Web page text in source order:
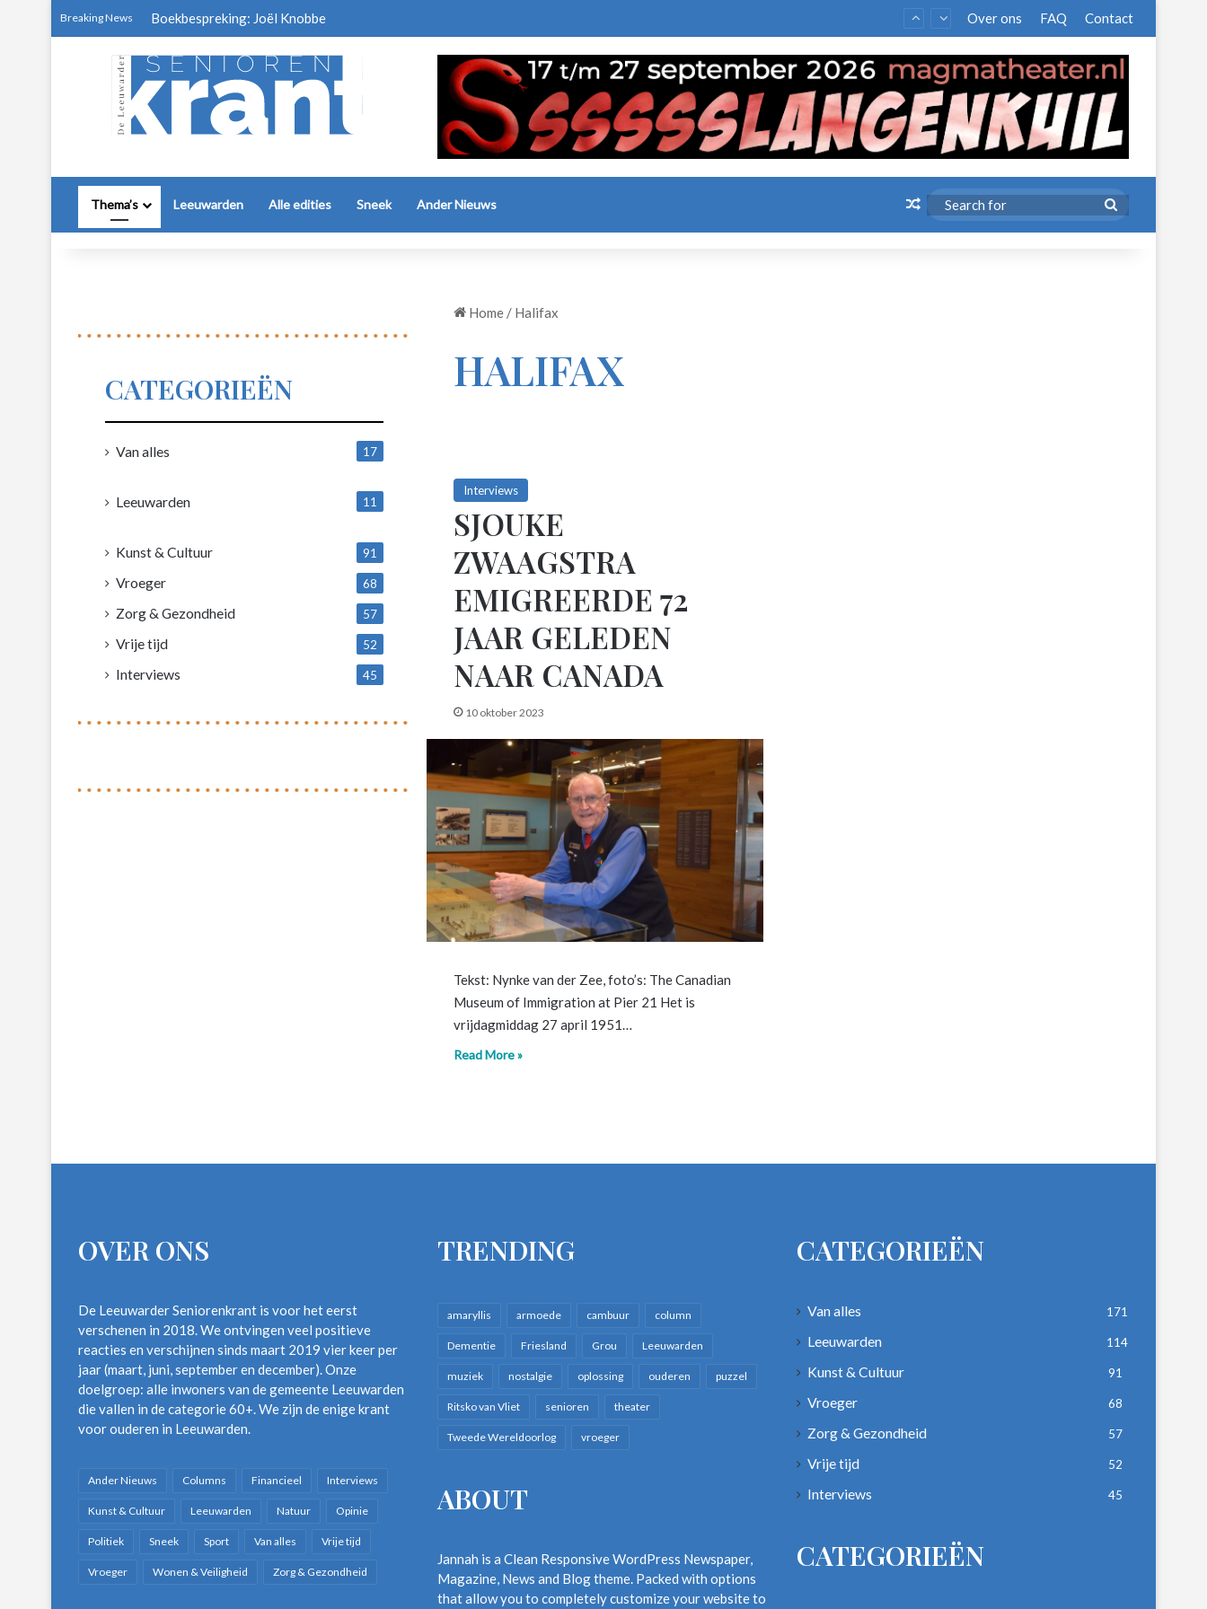
Breaking News Boekbespreking: Joël Knobbe Over ons FAQ Contact
Thema’s Leeuwarden Alle edities Sneek Ander Nieuws Random Article
for
Home / Halifax
HALIFAX
Interviews
SJOUKE
ZWAAGSTRA
EMIGREERDE 72
JAAR GELEDEN
NAAR CANADA
10 oktober 2023
Tekst: Nynke van der Zee, foto’s: The Canadian
Museum of Immigration at Pier 21 Het is
vrijdagmiddag 27 april 1951…
Read More »
CATEGORIEËN
Van alles
17
Leeuwarden
11
Kunst & Cultuur 91
Vroeger 68
Zorg & Gezondheid 57
Vrije tijd 52
Interviews 45
OVER ONS
De Leeuwarder Seniorenkrant is voor het eerst
verschenen in 2018. We ontvingen veel positieve
reacties en verschijnen sinds maart 2019 vier keer per
jaar (maart, juni, september en december). Onze
doelgroep: alle inwoners van de gemeente Leeuwarden
die vallen in de categorie 60+. We zijn de enige krant
voor ouderen in Leeuwarden.
Ander Nieuws Columns Financieel Interviews
Kunst & Cultuur Leeuwarden Natuur Opinie
Politiek Sneek Sport Van alles Vrije tijd
Vroeger Wonen & Veiligheid Zorg & Gezondheid
TRENDING
amaryllis armoede cambuur column
Dementie Friesland Grou Leeuwarden
muziek nostalgie oplossing ouderen puzzel
Ritsko van Vliet senioren theater
Tweede Wereldoorlog vroeger
ABOUT
Jannah is a Clean Responsive WordPress Newspaper,
Magazine, News and Blog theme. Packed with options
that allow you to completely customize your website to
CATEGORIEËN
Van alles 171
Leeuwarden 114
Kunst & Cultuur 91
Vroeger 68
Zorg & Gezondheid 57
Vrije tijd 52
Interviews 45
CATEGORIEËN